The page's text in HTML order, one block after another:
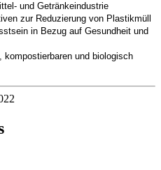
und Getränkeindustrie
zur Reduzierung von Plastikmüll
in Bezug auf Gesundheit und
kompostierbaren und biologisch